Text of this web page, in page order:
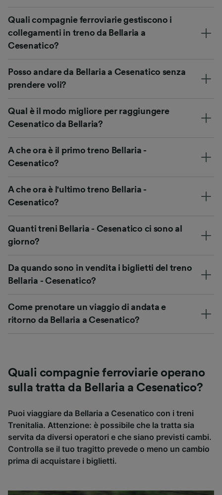
Quali compagnie ferroviarie gestiscono i
collegamenti in treno da Bellaria a
Cesenatico?
Posso andare da Bellaria a Cesenatico senza
prendere voli?
Qual è il modo migliore per raggiungere
Cesenatico da Bellaria?
A che ora è il primo treno Bellaria -
Cesenatico?
A che ora è l'ultimo treno Bellaria -
Cesenatico?
Quanti treni Bellaria - Cesenatico ci sono al
giorno?
Da quando sono in vendita i biglietti del treno
Bellaria - Cesenatico?
Come prenotare un viaggio di andata e
ritorno da Bellaria a Cesenatico?
Quali compagnie ferroviarie operano
sulla tratta da Bellaria a Cesenatico?
Puoi viaggiare da Bellaria a Cesenatico con i treni
Trenitalia. Attenzione: è possibile che la tratta sia
servita da diversi operatori e che siano previsti cambi.
Controlla se il tuo tragitto prevede o meno un cambio
prima di acquistare i biglietti.